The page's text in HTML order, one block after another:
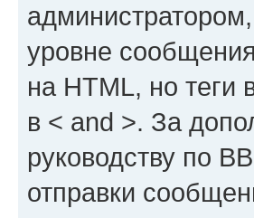
уровне
на HTML, но теги
в < and >. За
руководству по
отправки